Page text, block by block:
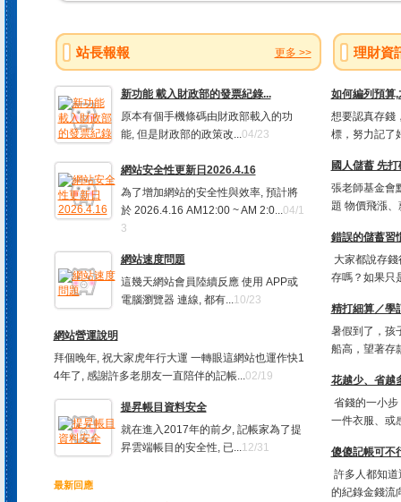
站長報報 更多 >>
新功能 載入財政部的發票紀錄...
原本有個手機條碼由財政部載入的功
能, 但是財政部的政策改...04/23
網站安全性更新日2026.4.16
為了增加網站的安全性與效率, 預計將
於 2026.4.16 AM12:00 ~ AM 2:0...04/1
3
網站速度問題
這幾天網站會員陸續反應 使用 APP或
電腦瀏覽器 連線, 都有...10/23
網站營運說明
拜個晚年, 祝大家虎年行大運 一轉眼這網站也運作快1
4年了, 感謝許多老朋友一直陪伴的記帳...02/19
提昇帳目資料安全
就在進入2017年的前夕, 記帳家為了提
昇雲端帳目的安全性, 已...12/31
最新回應
理財資
如何編列預算
想要認真存錢
標，努力記了
國人儲蓄 先
張老師基金會
題 物價飛漲
錯誤的儲蓄習
大家都說存
存嗎？如果只
精打細算／學
暑假到了，孩
船高，望著存
花越少、省越
省錢的一小
一件衣服、或
傻傻記帳可不
許多人都知
的紀錄金錢流